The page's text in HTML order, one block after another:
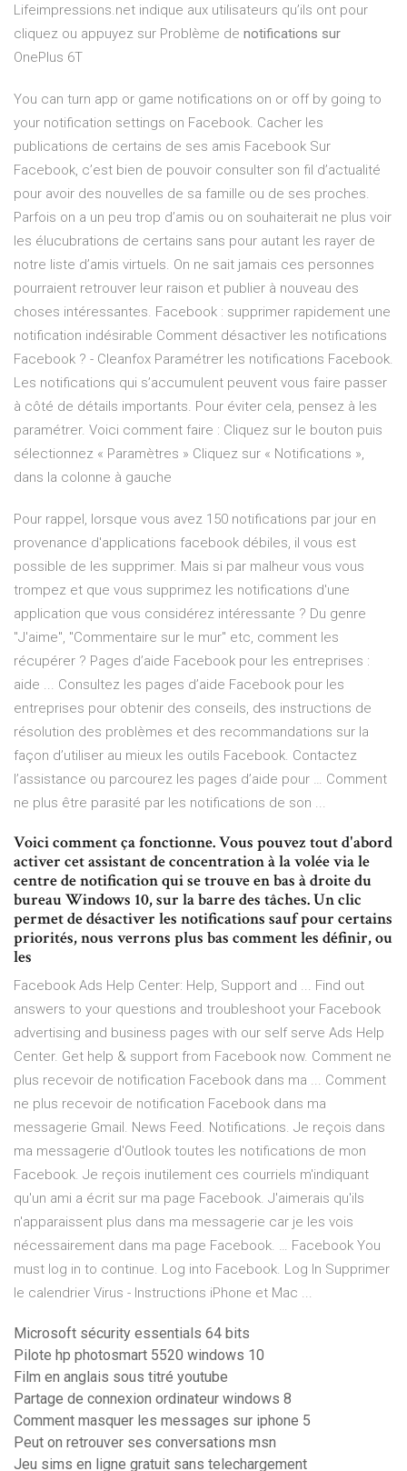
Lifeimpressions.net indique aux utilisateurs qu’ils ont pour
cliquez ou appuyez sur Problème de notifications sur
OnePlus 6T
You can turn app or game notifications on or off by going to
your notification settings on Facebook. Cacher les
publications de certains de ses amis Facebook Sur
Facebook, c’est bien de pouvoir consulter son fil d’actualité
pour avoir des nouvelles de sa famille ou de ses proches.
Parfois on a un peu trop d’amis ou on souhaiterait ne plus voir
les élucubrations de certains sans pour autant les rayer de
notre liste d’amis virtuels. On ne sait jamais ces personnes
pourraient retrouver leur raison et publier à nouveau des
choses intéressantes. Facebook : supprimer rapidement une
notification indésirable Comment désactiver les notifications
Facebook ? - Cleanfox Paramétrer les notifications Facebook.
Les notifications qui s’accumulent peuvent vous faire passer
à côté de détails importants. Pour éviter cela, pensez à les
paramétrer. Voici comment faire : Cliquez sur le bouton puis
sélectionnez « Paramètres » Cliquez sur « Notifications »,
dans la colonne à gauche
Pour rappel, lorsque vous avez 150 notifications par jour en
provenance d'applications facebook débiles, il vous est
possible de les supprimer. Mais si par malheur vous vous
trompez et que vous supprimez les notifications d'une
application que vous considérez intéressante ? Du genre
"J'aime", "Commentaire sur le mur" etc, comment les
récupérer ? Pages d’aide Facebook pour les entreprises :
aide ... Consultez les pages d’aide Facebook pour les
entreprises pour obtenir des conseils, des instructions de
résolution des problèmes et des recommandations sur la
façon d’utiliser au mieux les outils Facebook. Contactez
l’assistance ou parcourez les pages d’aide pour … Comment
ne plus être parasité par les notifications de son ...
Voici comment ça fonctionne. Vous pouvez tout d'abord
activer cet assistant de concentration à la volée via le
centre de notification qui se trouve en bas à droite du
bureau Windows 10, sur la barre des tâches. Un clic
permet de désactiver les notifications sauf pour certains
priorités, nous verrons plus bas comment les définir, ou
les
Facebook Ads Help Center: Help, Support and ... Find out
answers to your questions and troubleshoot your Facebook
advertising and business pages with our self serve Ads Help
Center. Get help & support from Facebook now. Comment ne
plus recevoir de notification Facebook dans ma ... Comment
ne plus recevoir de notification Facebook dans ma
messagerie Gmail. News Feed. Notifications. Je reçois dans
ma messagerie d'Outlook toutes les notifications de mon
Facebook. Je reçois inutilement ces courriels m'indiquant
qu'un ami a écrit sur ma page Facebook. J'aimerais qu'ils
n'apparaissent plus dans ma messagerie car je les vois
nécessairement dans ma page Facebook. … Facebook You
must log in to continue. Log into Facebook. Log In Supprimer
le calendrier Virus - Instructions iPhone et Mac ...
Microsoft sécurity essentials 64 bits
Pilote hp photosmart 5520 windows 10
Film en anglais sous titré youtube
Partage de connexion ordinateur windows 8
Comment masquer les messages sur iphone 5
Peut on retrouver ses conversations msn
Jeu sims en ligne gratuit sans telechargement